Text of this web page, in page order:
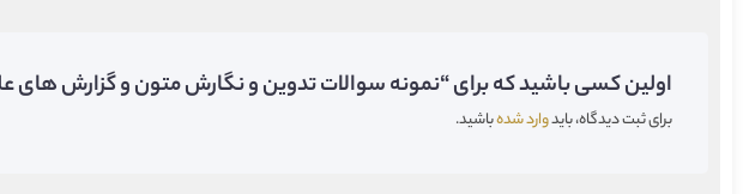
اولین کسی باشید که برای “نمونه سوالات تدوین و نگارش متون و گزارش های
برای ثبت دیدگاه، بایدوارد شدهباشید.